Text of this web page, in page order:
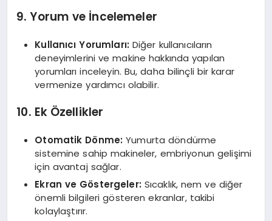
9. Yorum ve İncelemeler
Kullanıcı Yorumları: Diğer kullanıcıların
deneyimlerini ve makine hakkında yapılan
yorumları inceleyin. Bu, daha bilinçli bir karar
vermenize yardımcı olabilir.
10. Ek Özellikler
Otomatik Dönme: Yumurta döndürme
sistemine sahip makineler, embriyonun gelişimi
için avantaj sağlar.
Ekran ve Göstergeler: Sıcaklık, nem ve diğer
önemli bilgileri gösteren ekranlar, takibi
kolaylaştırır.